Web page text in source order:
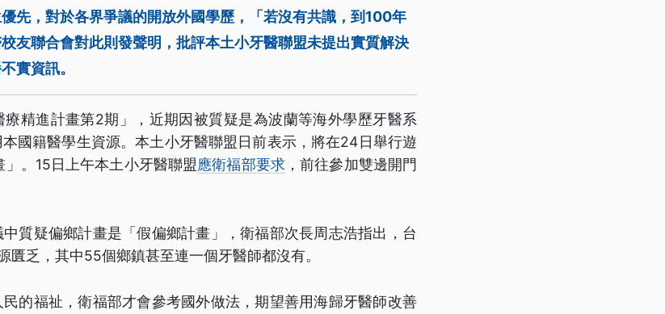
先，對於各界爭議的開放外國學歷，「若沒有共識，到100年
友聯合會對此則發聲明，批評本土小牙醫聯盟未提出實質解決
實資訊。
精進計畫第2期」，近期因被質疑是為波蘭等海外學歷牙醫系
國籍醫學生資源。本土小牙醫聯盟日前表示，將在24日舉行遊
。15日上午本土小牙醫聯盟應衛福部要求 ，前往參加雙邊開門
質疑偏鄉計畫是「假偏鄉計畫」，衛福部次長周志浩指出，台
匱乏，其中55個鄉鎮甚至連一個牙醫師都沒有。
的福祉，衛福部才會參考國外做法，期望善用海歸牙醫師改善